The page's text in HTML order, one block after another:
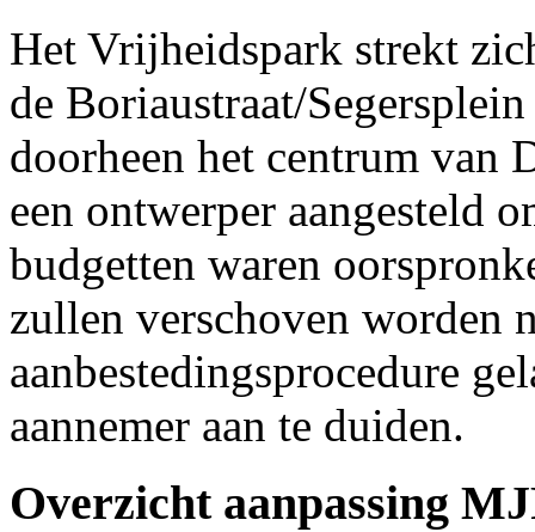
Het Vrijheidspark strekt
de Boriaustraat/
doorheen het centrum van
een ontwerper aangesteld
budgetten waren
zullen verschoven worden
aanbestedingsprocedure
aannemer aan te duiden.
Overzicht aanpassing